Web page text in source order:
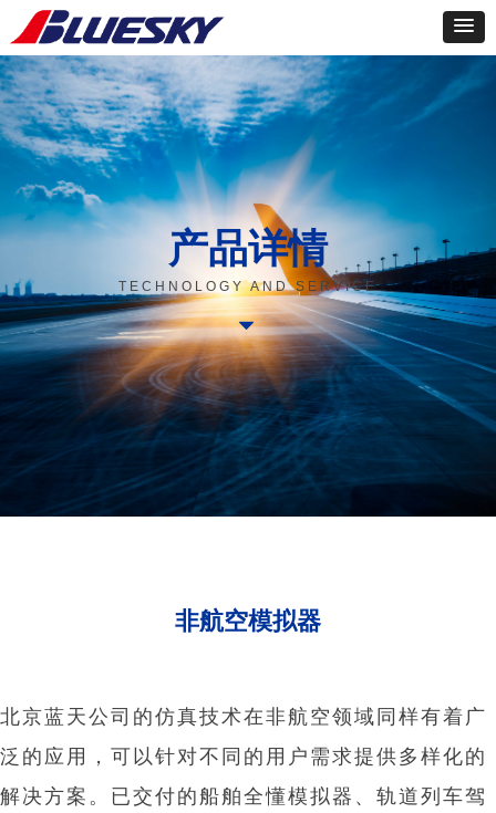
非航空模拟器
北京蓝天公司的仿真技术在非航空领域同样有着广
泛的应用，可以针对不同的用户需求提供多样化的
解决方案。已交付的船舶全懂模拟器、轨道列车驾
产品详情
뀓
TECHNOLOGY AND SERVICE